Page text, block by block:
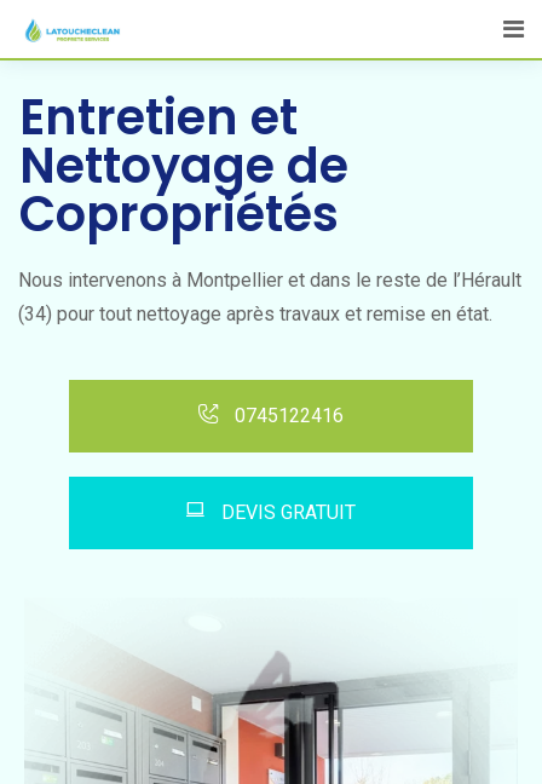
Entretien et
Nettoyage de
Copropriétés
Nous intervenons à Montpellier et dans le reste de l’Hérault
(34) pour tout nettoyage après travaux et remise en état.
0745122416
DEVIS GRATUIT